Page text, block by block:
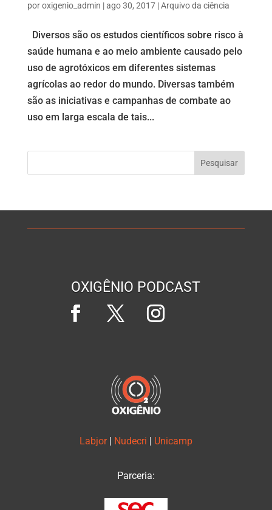
poroxigenio_admin |ago 30, 2017|Arquivo da ciência
Diversos são os estudos científicos sobre risco à
saúde humana e ao meio ambiente causado pelo
uso de agrotóxicos em diferentes sistemas
agrícolas ao redor do mundo. Diversas também
são as iniciativas e campanhas de combate ao
uso em larga escala de tais...
OXIGÊNIO PODCAST
Labjor Nudecri Unicamp
Parceria: